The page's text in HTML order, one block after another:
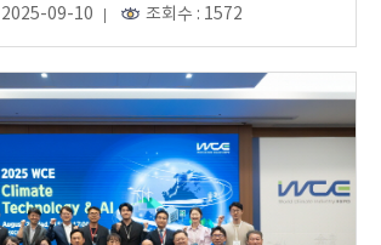
2025-09-10 조회수 : 1572